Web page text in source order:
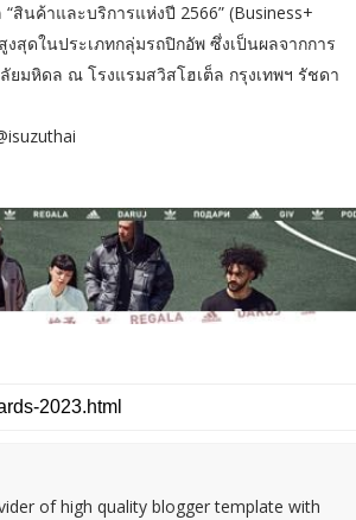
นค้าและบริการแห่งปี 2566” (Business+
สุดในประเภทกลุ่มรถปิกอัพ ซึ่งเป็นผลจากการ
มหิดล ณ โรงแรมสวิสโฮเต็ล กรุงเทพฯ รัชดา
of high quality blogger template with